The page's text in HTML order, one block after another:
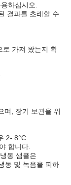
하십시오.
결과를 초래할 수
로 가져 왔는지 확
며, 장기 보관을 위
2- 8°C
합니다.
동 샘플은
동 및 녹음을 피하